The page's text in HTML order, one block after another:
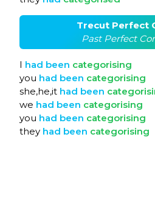
Trecut Perfect
Past Perfect
I had been categorising
you had been categorising
she,he,it had been
we had been categorising
you had been categorising
they had been categorising